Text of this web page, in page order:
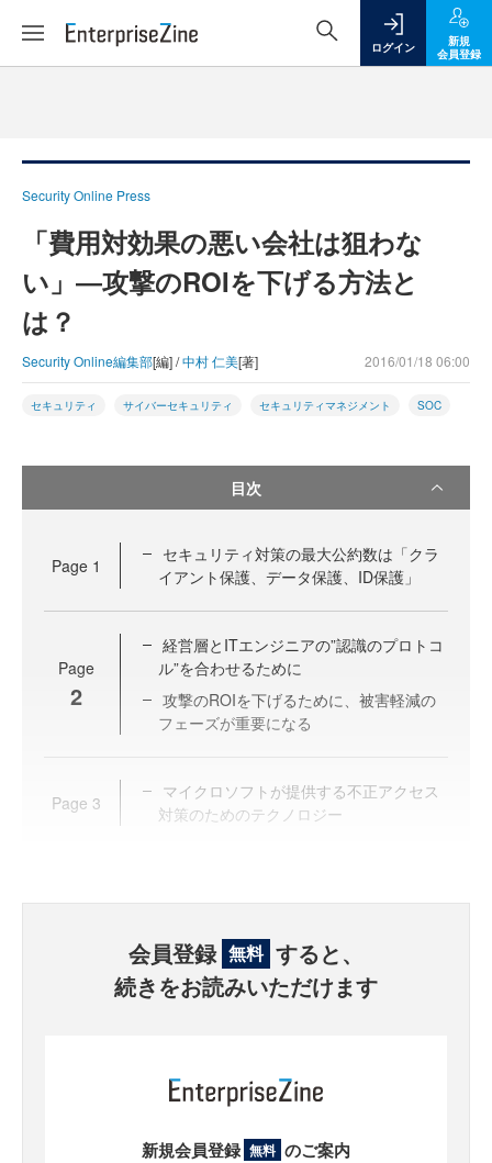
ログイン
新規
会員登録
Security Online Press
「費用対効果の悪い会社は狙わな
い」―攻撃のROIを下げる方法と
は？
Security Online編集部[編] /中村 仁美[著] 2016/01/18 06:00
セキュリティ サイバーセキュリティ セキュリティマネジメント SOC
目次
Page 1
セキュリティ対策の最大公約数は「クラ
イアント保護、データ保護、ID保護」
Page
2
経営層とITエンジニアの”認識のプロトコ
ル”を合わせるために
攻撃のROIを下げるために、被害軽減の
フェーズが重要になる
Page 3
マイクロソフトが提供する不正アクセス
対策のためのテクノロジー
会員登録 無料 すると、
続きをお読みいただけます
新規会員登録 無料 のご案内